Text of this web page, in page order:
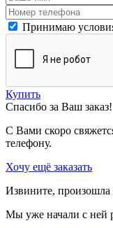
Принимаю
Купить
Спасибо за Ваш заказ!
С Вами скоро
телефону.
Хочу ещё заказать
Извините, произошла
Мы уже начали с ней